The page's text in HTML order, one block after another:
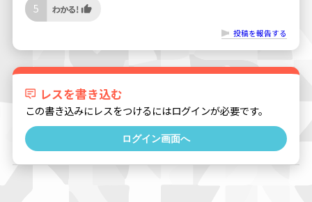
5
投稿を報告する
レスを書き込む
この書き込みにレスをつけるにはログインが必要です。
ログイン画面へ